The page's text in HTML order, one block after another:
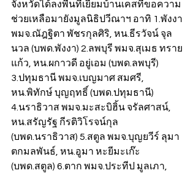
จังหวัดได้ลงพื้นที่เยี่ยมบ้านเคสที่ขอความ
ช่วยเหลือมายังมูลนิธิปวีณาฯ อาทิ 1.พังงา
พมจ.ณัฎฐิตา พัชรกุลศิริ, หน.ธีรวัจน์ จุล
นวล (บพด.พังงา) 2.ลพบุรี พมจ.สุเมธ ทราย
แก้ว, หน.ผกาวดี อยู่เอม (บพด.ลพบุรี)
3.ปทุมธานี พมจ.เบญมาศ สมศรี,
หน.พิทักษ์ บุญฤทธิ์ (บพด.ปทุมธานี)
4.นราธิวาส พมจ.มะสะบิฮิ้น จรัลศาสน์,
หน.สรัญรัฐ กีรติวิโรจน์กุล
(บพด.นราธิวาส) 5.สตูล พมจ.บุญยวีร์ ลุมา
ตกมลพันธ์, หน.อูมา หะยีมะเก๊ะ
(บพด.สตูล) 6.ตาก พมจ.ประทีป มูลเภา,